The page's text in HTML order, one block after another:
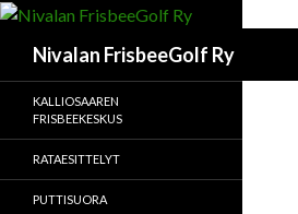
Nivalan FrisbeeGolf Ry
KALLIOSAAREN
FRISBEEKESKUS
RATAESITTELYT
PUTTISUORA